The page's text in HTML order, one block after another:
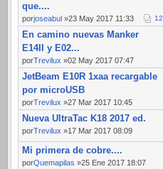
que....
porjoseabul »23 May 2017 11:33 12
En camino nuevas Manker
E14II y E02...
porTrevilux »02 May 2017 07:47
JetBeam E10R 1xaa recargable
por microUSB
porTrevilux »27 Mar 2017 10:45
Nueva UltraTac K18 2017 ed.
porTrevilux »17 Mar 2017 08:09
Mi primera de cobre....
porQuemapilas »25 Ene 2017 18:07